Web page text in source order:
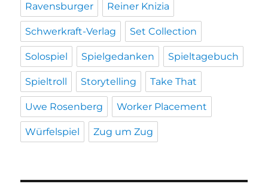
Ravensburger Reiner Knizia
Schwerkraft-Verlag Set Collection
Solospiel Spielgedanken Spieltagebuch
Spieltroll Storytelling Take That
Uwe Rosenberg Worker Placement
Würfelspiel Zug um Zug